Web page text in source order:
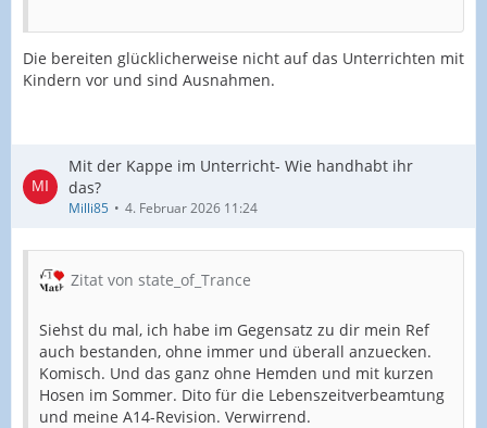
Die bereiten glücklicherweise nicht auf das Unterrichten mit
Kindern vor und sind Ausnahmen.
Mit der Kappe im Unterricht- Wie handhabt ihr
das?
Milli85 4. Februar 2026 11:24
Zitat von state_of_Trance
Siehst du mal, ich habe im Gegensatz zu dir mein Ref
auch bestanden, ohne immer und überall anzuecken.
Komisch. Und das ganz ohne Hemden und mit kurzen
Hosen im Sommer. Dito für die Lebenszeitverbeamtung
und meine A14-Revision. Verwirrend.